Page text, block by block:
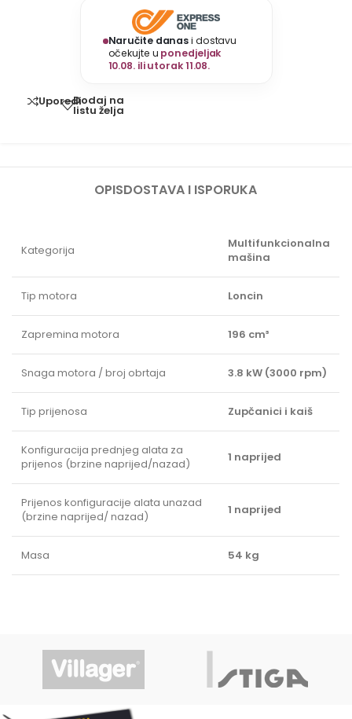
Naručite danasi dostavu
očekujte u ponedjeljak
10.08. ili utorak 11.08.
UporediDodaj na
listu želja
OPISDOSTAVA I ISPORUKA
Kategorija
Multifunkcionalna
mašina
Tip motora Loncin
Zapremina motora 196 cm³
Snaga motora / broj obrtaja 3.8 kW (3000 rpm)
Tip prijenosa Zupčanici i kaiš
Konfiguracija prednjeg alata za
prijenos (brzine naprijed/nazad)
1 naprijed
Prijenos konfiguracije alata unazad
(brzine naprijed/ nazad)
1 naprijed
Masa 54 kg